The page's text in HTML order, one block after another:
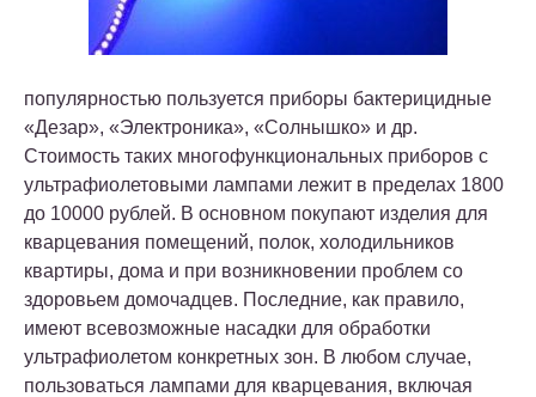
популярностью пользуется приборы бактерицидные
«Дезар», «Электроника», «Солнышко» и др.
Стоимость таких многофункциональных приборов с
ультрафиолетовыми лампами лежит в пределах 1800
до 10000 рублей. В основном покупают изделия для
кварцевания помещений, полок, холодильников
квартиры, дома и при возникновении проблем со
здоровьем домочадцев. Последние, как правило,
имеют всевозможные насадки для обработки
ультрафиолетом конкретных зон. В любом случае,
пользоваться лампами для кварцевания, включая